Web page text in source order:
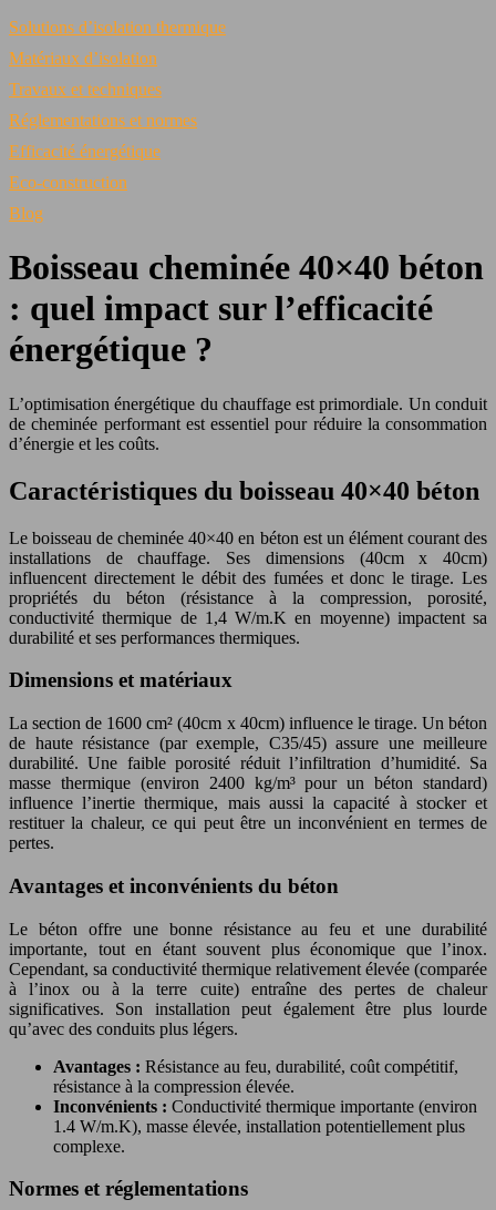
Solutions d’isolation thermique
Matériaux d’isolation
Travaux et techniques
Réglementations et normes
Efficacité énergétique
Eco-construction
Blog
Boisseau cheminée 40×40 béton
: quel impact sur l’efficacité
énergétique ?
L’optimisation énergétique du chauffage est primordiale. Un conduit
de cheminée performant est essentiel pour réduire la consommation
d’énergie et les coûts.
Caractéristiques du boisseau 40×40 béton
Le boisseau de cheminée 40×40 en béton est un élément courant des
installations de chauffage. Ses dimensions (40cm x 40cm)
influencent directement le débit des fumées et donc le tirage. Les
propriétés du béton (résistance à la compression, porosité,
conductivité thermique de 1,4 W/m.K en moyenne) impactent sa
durabilité et ses performances thermiques.
Dimensions et matériaux
La section de 1600 cm² (40cm x 40cm) influence le tirage. Un béton
de haute résistance (par exemple, C35/45) assure une meilleure
durabilité. Une faible porosité réduit l’infiltration d’humidité. Sa
masse thermique (environ 2400 kg/m³ pour un béton standard)
influence l’inertie thermique, mais aussi la capacité à stocker et
restituer la chaleur, ce qui peut être un inconvénient en termes de
pertes.
Avantages et inconvénients du béton
Le béton offre une bonne résistance au feu et une durabilité
importante, tout en étant souvent plus économique que l’inox.
Cependant, sa conductivité thermique relativement élevée (comparée
à l’inox ou à la terre cuite) entraîne des pertes de chaleur
significatives. Son installation peut également être plus lourde
qu’avec des conduits plus légers.
Avantages : Résistance au feu, durabilité, coût compétitif,
résistance à la compression élevée.
Inconvénients : Conductivité thermique importante (environ
1.4 W/m.K), masse élevée, installation potentiellement plus
complexe.
Normes et réglementations